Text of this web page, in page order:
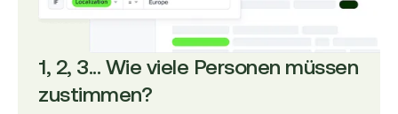
1, 2, 3... Wie viele Personen müssen
zustimmen?